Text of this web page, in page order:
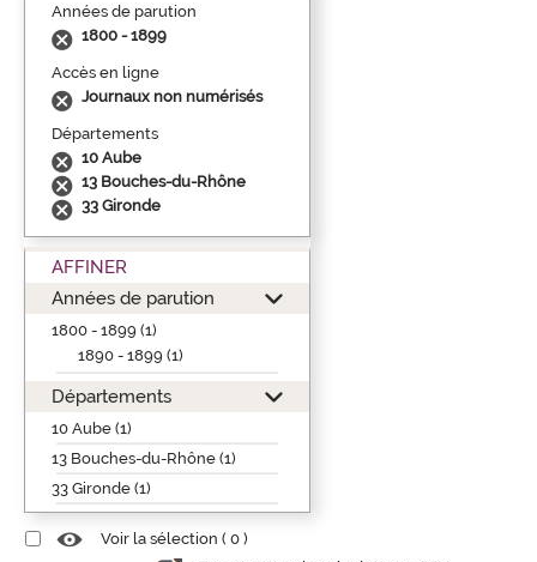
Années de parution
1800 - 1899
Accès en ligne
Journaux non numérisés
Départements
10 Aube
13 Bouches-du-Rhône
33 Gironde
AFFINER
Années de parution
1800 - 1899 (1)
1890 - 1899 (1)
Départements
10 Aube (1)
13 Bouches-du-Rhône (1)
33 Gironde (1)
Voir la sélection ( 0 )